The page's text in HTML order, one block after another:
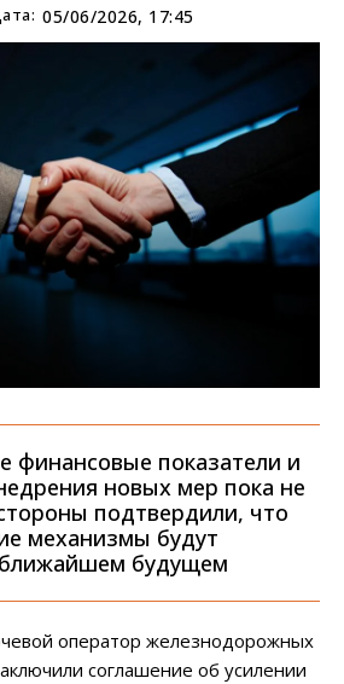
05/06/2026, 17:45
финансовые показатели и
новых мер пока не
подтвердили, что
механизмы будут
будущем
оператор железнодорожных
соглашение об усилении